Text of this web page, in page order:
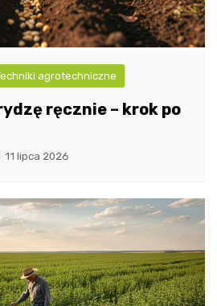
agrotechniczne
ręcznie – krok po
11 lipca 2026